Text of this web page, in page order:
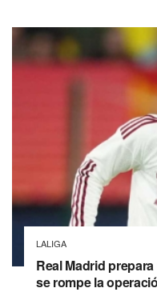
LALIGA
Real Madrid
se rompe la